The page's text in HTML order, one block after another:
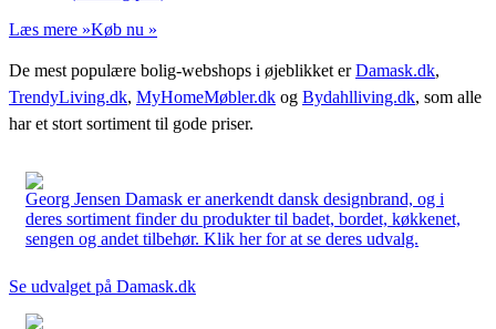
Læs mere »Køb nu »
De mest populære bolig-webshops i øjeblikket erDamask.dk,
TrendyLiving.dk, MyHomeMøbler.dk og Bydahlliving.dk, som alle
har et stort sortiment til gode priser.
Georg Jensen Damask er anerkendt dansk designbrand, og i
deres sortiment finder du produkter til badet, bordet, køkkenet,
sengen og andet tilbehør. Klik her for at se deres udvalg.
Se udvalget på Damask.dk